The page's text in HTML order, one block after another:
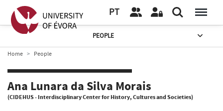
PT
PEOPLE
Home People
Ana Lunara da Silva Morais
(CIDEHUS - Interdisciplinary Center for History, Cultures and Societies)